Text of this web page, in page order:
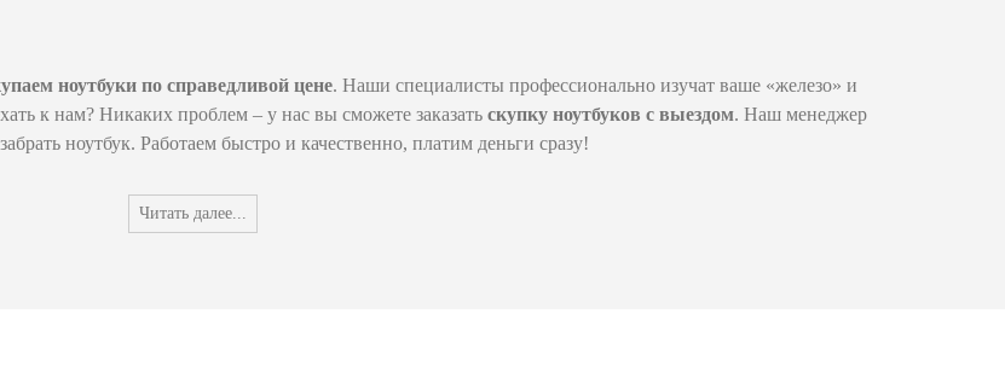
ноутбуки по справедливой цене. Наши специалисты профессионально изучат ваше «железо» и
к нам? Никаких проблем – у нас вы сможете заказать скупку ноутбуков с выездом. Наш менеджер
ноутбук. Работаем быстро и качественно, платим деньги сразу!
Читать далее...